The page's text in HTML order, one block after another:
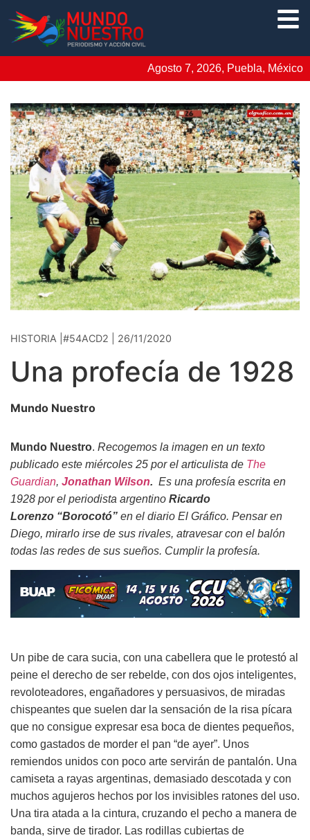
Agosto 7, 2026, Puebla, México
HISTORIA |#54ACD2 | 26/11/2020
Una profecía de 1928
Mundo Nuestro
Mundo Nuestro. Recogemos la imagen en un texto
publicado este miércoles 25 por el articulista de The
Guardian, Jonathan Wilson. Es una profesía escrita en
1928 por el periodista argentino Ricardo
Lorenzo “Borocotó” en el diario El Gráfico. Pensar en
Diego, mirarlo irse de sus rivales, atravesar con el balón
todas las redes de sus sueños. Cumplir la profesía.
Un pibe de cara sucia, con una cabellera que le protestó al
peine el derecho de ser rebelde, con dos ojos inteligentes,
revoloteadores, engañadores y persuasivos, de miradas
chispeantes que suelen dar la sensación de la risa pícara
que no consigue expresar esa boca de dientes pequeños,
como gastados de morder el pan “de ayer”. Unos
remiendos unidos con poco arte servirán de pantalón. Una
camiseta a rayas argentinas, demasiado descotada y con
muchos agujeros hechos por los invisibles ratones del uso.
Una tira atada a la cintura, cruzando el pecho a manera de
banda, sirve de tirador. Las rodillas cubiertas de